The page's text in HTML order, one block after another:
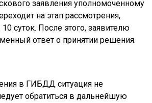
заявления уполномоченному
на этап рассмотрения,
суток. После этого, заявителю
ответ о принятии решения.
в ГИБДД ситуация не
обратиться в дальнейшую